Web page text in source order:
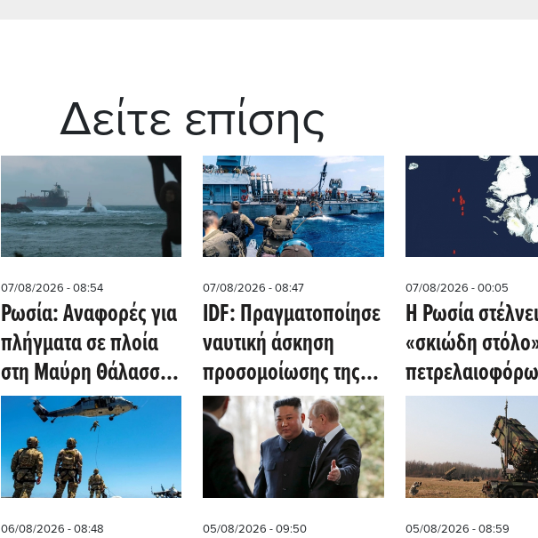
Δείτε επίσης
07/08/2026 - 08:54
Ρωσία: Αναφορές για
πλήγματα σε πλοία
στη Μαύρη Θάλασσα
με στρατιωτικά
φορτία για την
Ουκρανία
07/08/2026 - 08:47
IDF: Πραγματοποίησε
ναυτική άσκηση
προσομοίωσης της
Ερυθράς Θάλασσας
στην Μεσόγειο
07/08/2026 - 00:05
Η Ρωσία στέλνει
«σκιώδη
Αρκτικής σε
απόσταση 500
ναυτικών
τον Βόρειο
(gcaptain.com)
06/08/2026 - 08:48 05/08/2026 - 09:50 05/08/2026 - 08:59